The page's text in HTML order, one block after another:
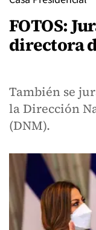
FOTOS:
directora
También se
la Dirección
(DNM).